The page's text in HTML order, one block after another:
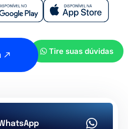
Tire suas dúvidas